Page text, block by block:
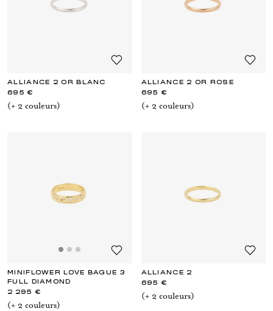
ALLIANCE 2 OR BLANC
695 €
(+ 2 couleurs)
ALLIANCE 2 OR ROSE
695 €
(+ 2 couleurs)
MINIFLOWER LOVE BAGUE 3
FULL DIAMOND
2 295 €
(+ 2 couleurs)
ALLIANCE 2
695 €
(+ 2 couleurs)